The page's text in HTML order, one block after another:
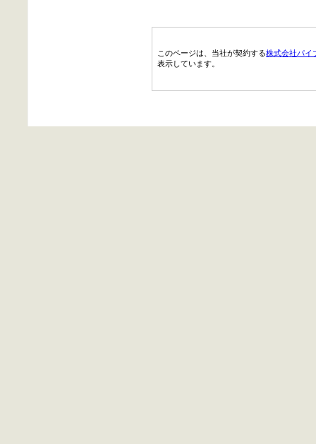
このページは、当社が契約する株式会社パイ
表示しています。